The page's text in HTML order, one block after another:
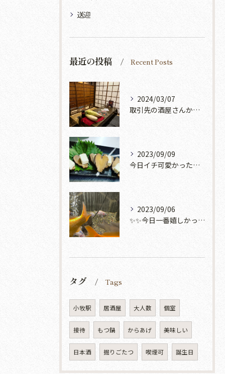
送迎
最近の投稿 Recent Posts
2024/03/07
取引先の酒屋さんから『巨大大根』をいただきました😍✨✨
2023/09/09
今日イチ可愛かった『いぶりがっこクリームチーズ添え』思わず写...
2023/09/06
✨✨今日一番嬉しかったこと✨✨
タグ Tags
小牧駅 居酒屋 大人数 個室
接待 もつ鍋 からあげ 美味しい
日本酒 掘りごたつ 喫煙可 誕生日